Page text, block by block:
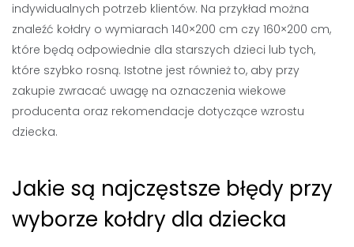
indywidualnych potrzeb klientów. Na przykład można
znaleźć kołdry o wymiarach 140×200 cm czy 160×200 cm,
które będą odpowiednie dla starszych dzieci lub tych,
które szybko rosną. Istotne jest również to, aby przy
zakupie zwracać uwagę na oznaczenia wiekowe
producenta oraz rekomendacje dotyczące wzrostu
dziecka.
Jakie są najczęstsze błędy przy
wyborze kołdry dla dziecka